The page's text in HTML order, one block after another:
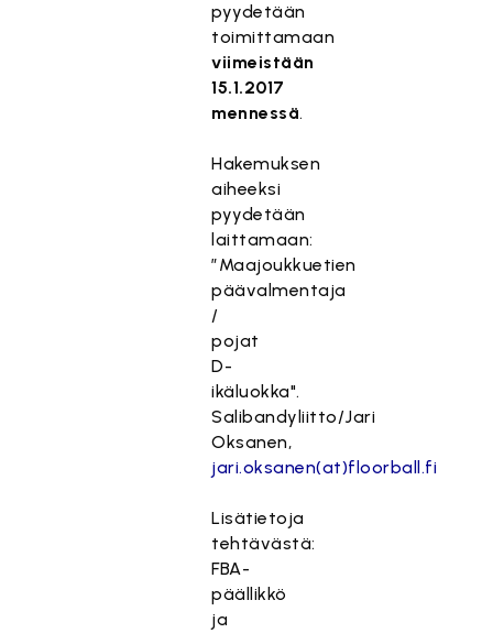
pyydetään
toimittamaan
viimeistään
15.1.2017
mennessä.
Hakemuksen
aiheeksi
pyydetään
laittamaan:
”Maajoukkuetien
päävalmentaja
/
pojat
D-
ikäluokka".
Salibandyliitto/Jari
Oksanen,
jari.oksanen(at)floorball.fi
Lisätietoja
tehtävästä:
FBA-
päällikkö
ja